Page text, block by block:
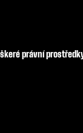
právní